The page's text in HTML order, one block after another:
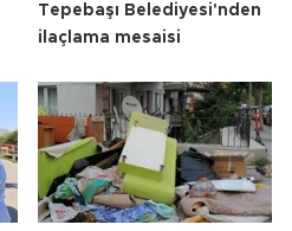
Tepebaşı Belediyesi'nden
ilaçlama mesaisi